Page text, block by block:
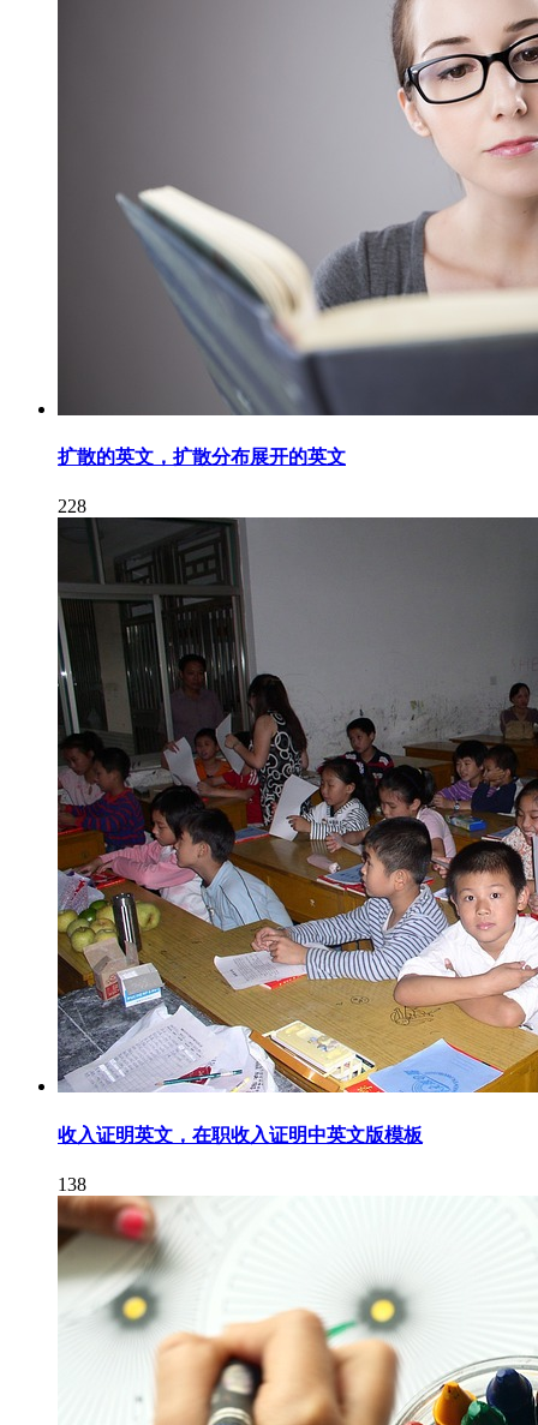
扩散的英文，扩散分布展开的英文
228
收入证明英文，在职收入证明中英文版模板
138